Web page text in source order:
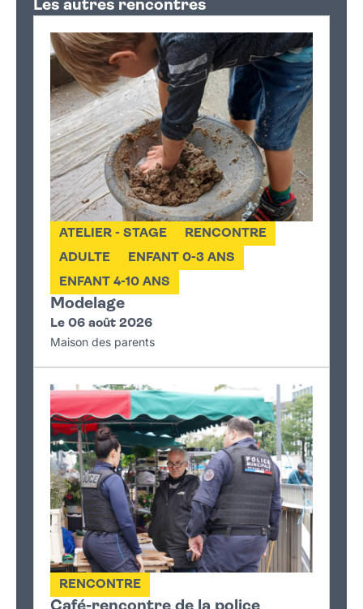
−
Les autres rencontres
Modelage
ATELIER - STAGE
RENCONTRE
ADULTE
ENFANT 0-3 ANS
ENFANT 4-10 ANS
Le 06 août 2026
Maison des parents
RENCONTRE